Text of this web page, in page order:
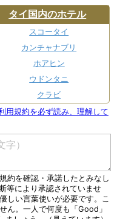
タイ国内のホテル
スコータイ
カンチャナブリ
ホアヒン
ウドンタニ
クラビ